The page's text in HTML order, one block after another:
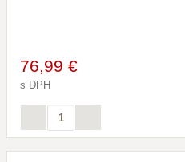
76,99 €
s DPH